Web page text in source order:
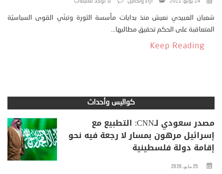
شعبان العبيدي نعيش منذ بدايات مأسسة الثورة وتبنّي القوى السياسيّة
المتعاقبة على الحكم تحقيق مطالبها...
Keep Reading
كواليس وأحداث
مصدر سعودي لـCNN: التطبيع مع
إسرائيل مرهون بمسار لا رجعة فيه نحو
إقامة دولة فلسطينية
25 مايو، 2026